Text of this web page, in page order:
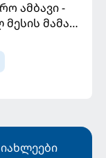
ამბავი -
მამა